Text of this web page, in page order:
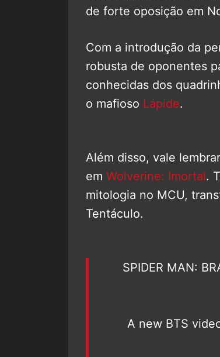
de forte oposição em
Com a introdução da
robusta de oponentes
conhecidas dos
o mafioso Lápide.
Além disso, vale
em Wolverine: Imortal.
mitologia no MCU,
Tentáculo.
SPIDER MAN:
A new BTS